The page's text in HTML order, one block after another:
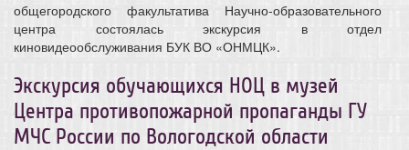
общегородского факультатива Научно-образовательного
центра состоялась экскурсия в отдел
киновидеообслуживания БУК ВО «ОНМЦК».
Экскурсия обучающихся НОЦ в музей
Центра противопожарной пропаганды ГУ
МЧС России по Вологодской области